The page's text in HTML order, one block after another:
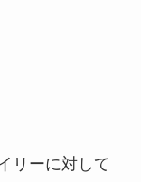
リーに対して